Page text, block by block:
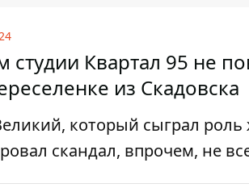
студии Квартал 95 не
из Скадовска
который сыграл роль
скандал, впрочем, не